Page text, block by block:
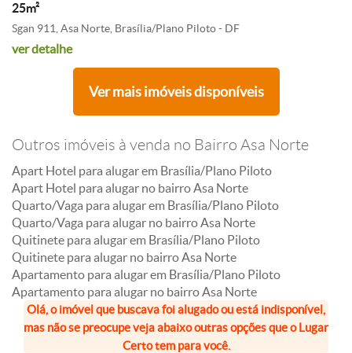
25m²
Sgan 911, Asa Norte, Brasília/Plano Piloto - DF
ver detalhe
Ver mais imóveis disponíveis
Outros imóveis à venda no Bairro Asa Norte
Apart Hotel para alugar em Brasília/Plano Piloto
Apart Hotel para alugar no bairro Asa Norte
Quarto/Vaga para alugar em Brasília/Plano Piloto
Quarto/Vaga para alugar no bairro Asa Norte
Quitinete para alugar em Brasília/Plano Piloto
Quitinete para alugar no bairro Asa Norte
Apartamento para alugar em Brasília/Plano Piloto
Apartamento para alugar no bairro Asa Norte
Olá, o imóvel que buscava foi alugado ou está indisponível,
mas não se preocupe veja abaixo outras opções que o Lugar
Certo tem para você.